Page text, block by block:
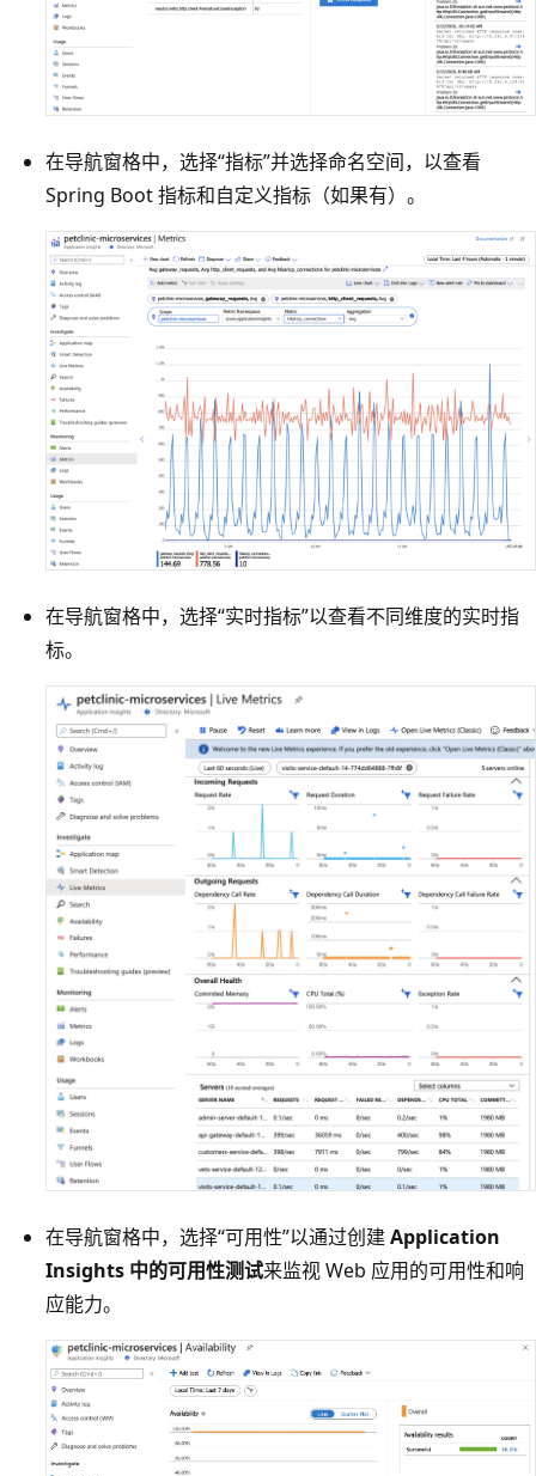
在导航窗格中，选择“指标”并选择命名空间，以查看
Spring Boot 指标和自定义指标（如果有）。
在导航窗格中，选择“实时指标”以查看不同维度的实时指
标。
在导航窗格中，选择“可用性”以通过创建Application
Insights 中的可用性测试来监视 Web 应用的可用性和响
应能力。